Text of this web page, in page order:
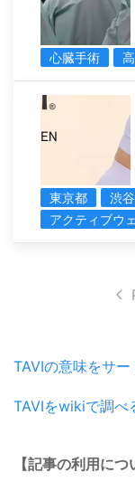
心臓手術
東京都 渋
アクティブウ
TAVIの意味をサー
TAVIをwikiで調べ
【記事の利用につ